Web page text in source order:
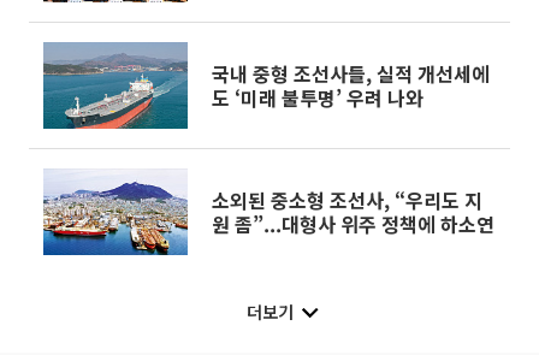
국내 중형 조선사들, 실적 개선세에
도 ‘미래 불투명’ 우려 나와
소외된 중소형 조선사, “우리도 지
원 좀”...대형사 위주 정책에 하소연
더보기